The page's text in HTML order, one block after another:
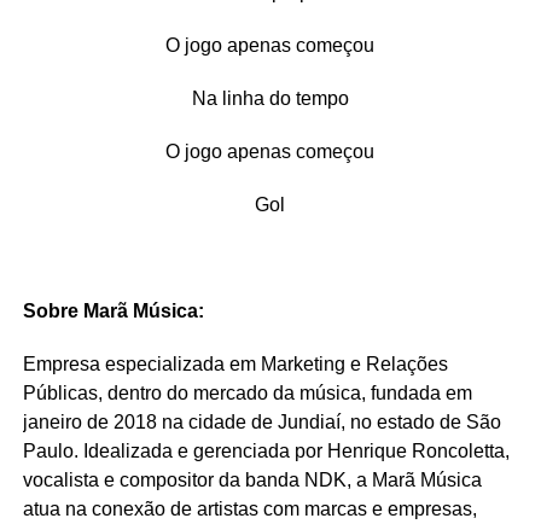
O jogo apenas começou
Na linha do tempo
O jogo apenas começou
Gol
Sobre Marã Música:
Empresa especializada em Marketing e Relações
Públicas, dentro do mercado da música, fundada em
janeiro de 2018 na cidade de Jundiaí, no estado de São
Paulo. Idealizada e gerenciada por Henrique Roncoletta,
vocalista e compositor da banda NDK, a Marã Música
atua na conexão de artistas com marcas e empresas,